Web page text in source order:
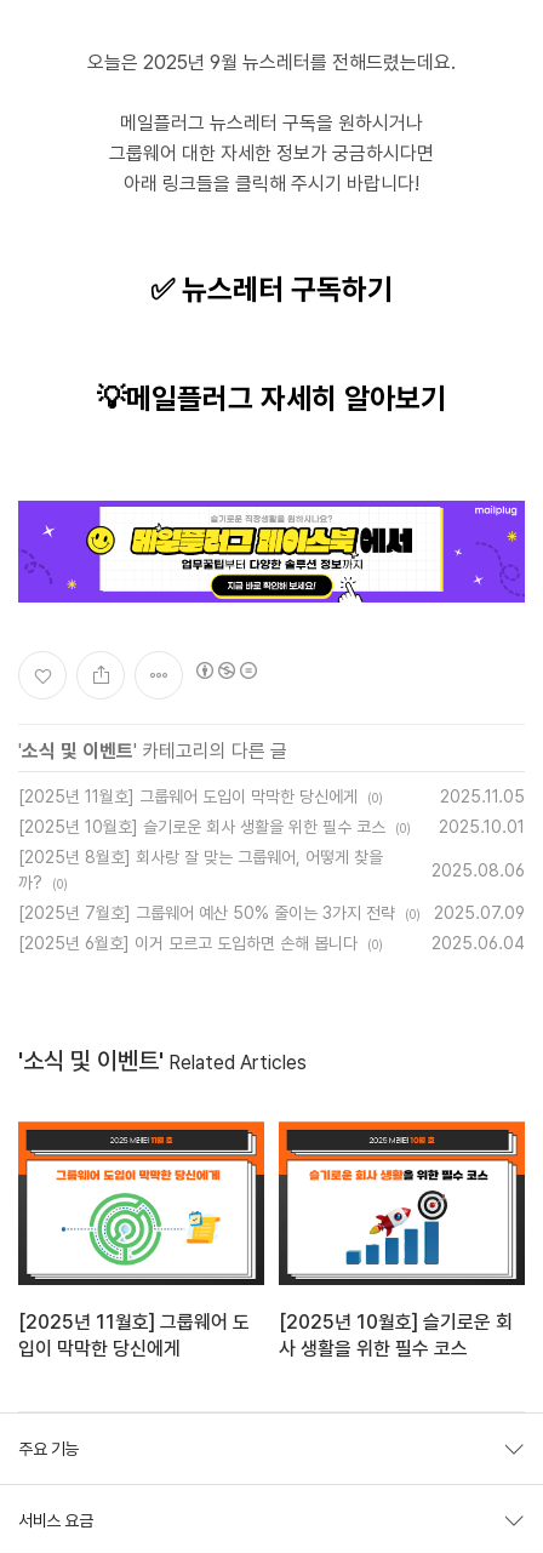
오늘은 2025년 9월 뉴스레터를 전해드렸는데요.
메일플러그 뉴스레터 구독을 원하시거나
그룹웨어 대한 자세한 정보가 궁금하시다면
아래 링크들을 클릭해 주시기 바랍니다!
✅ 뉴스레터 구독하기
💡메일플러그 자세히 알아보기
'소식 및 이벤트' 카테고리의 다른 글
[2025년 11월호] 그룹웨어 도입이 막막한 당신에게 (0)
2025.11.05
[2025년 10월호] 슬기로운 회사 생활을 위한 필수 코스
(0)
2025.10.01
[2025년 8월호] 회사랑 잘 맞는 그룹웨어, 어떻게 찾을
까?
(0)
2025.08.06
[2025년 7월호] 그룹웨어 예산 50% 줄이는 3가지 전략 (0)
2025.07.09
[2025년 6월호] 이거 모르고 도입하면 손해 봅니다
(0) 2025.06.04
'소식 및 이벤트' Related Articles
[2025년 11월호] 그룹웨어 도
입이 막막한 당신에게
[2025년 10월호] 슬기로운 회
사 생활을 위한 필수 코스
주요 기능
서비스 요금